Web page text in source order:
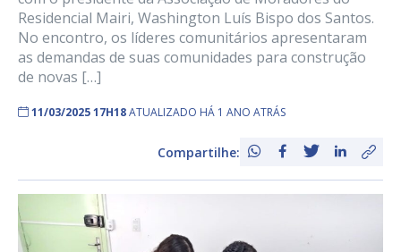
Residencial Mairi, Washington Luís Bispo dos Santos.
No encontro, os líderes comunitários apresentaram
as demandas de suas comunidades para construção
de novas […]
11/03/2025 17H18ATUALIZADO HÁ 1 ANO ATRÁS
Compartilhe: